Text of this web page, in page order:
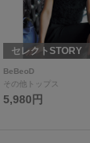
セレクトSTORY
BeBeoD
その他トップス
5,980円